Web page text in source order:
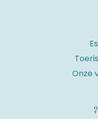
Onze